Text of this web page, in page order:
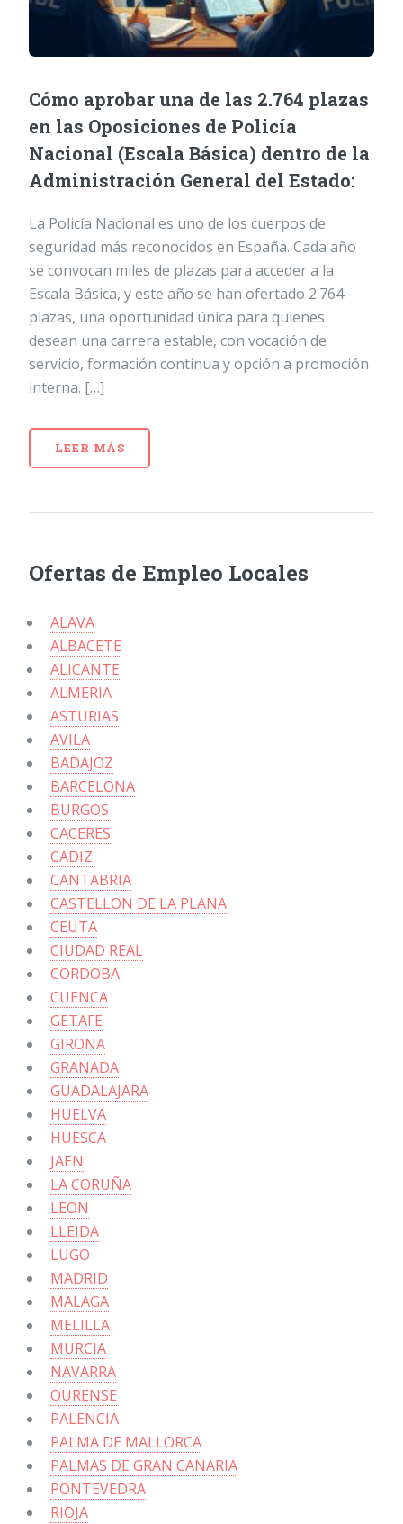
Cómo aprobar una de las 2.764 plazas
en las Oposiciones de Policía
Nacional (Escala Básica) dentro de la
Administración General del Estado:
La Policía Nacional es uno de los cuerpos de
seguridad más reconocidos en España. Cada año
se convocan miles de plazas para acceder a la
Escala Básica, y este año se han ofertado 2.764
plazas, una oportunidad única para quienes
desean una carrera estable, con vocación de
servicio, formación continua y opción a promoción
interna. […]
LEER MÁS
Ofertas de Empleo Locales
ALAVA
ALBACETE
ALICANTE
ALMERIA
ASTURIAS
AVILA
BADAJOZ
BARCELONA
BURGOS
CACERES
CADIZ
CANTABRIA
CASTELLON DE LA PLANA
CEUTA
CIUDAD REAL
CORDOBA
CUENCA
GETAFE
GIRONA
GRANADA
GUADALAJARA
HUELVA
HUESCA
JAEN
LA CORUÑA
LEON
LLEIDA
LUGO
MADRID
MALAGA
MELILLA
MURCIA
NAVARRA
OURENSE
PALENCIA
PALMA DE MALLORCA
PALMAS DE GRAN CANARIA
PONTEVEDRA
RIOJA